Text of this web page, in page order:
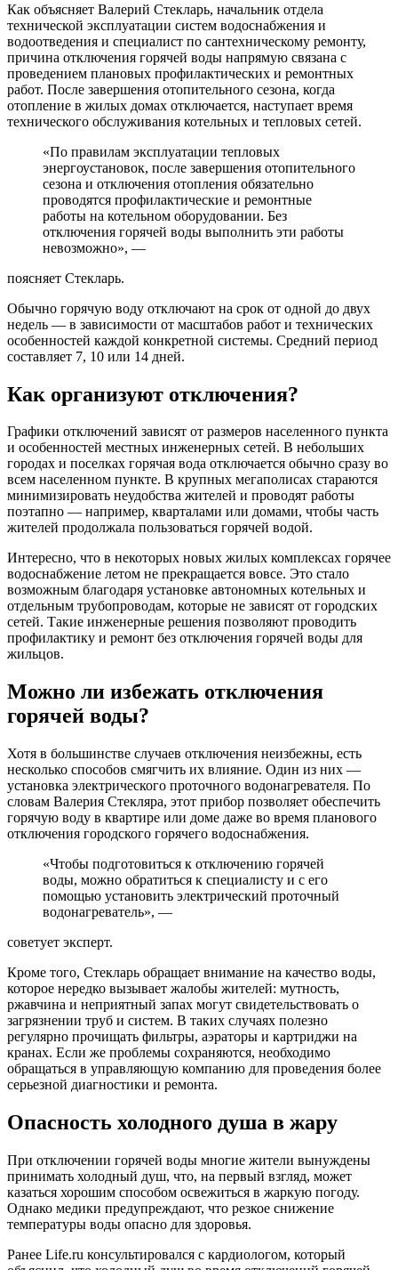
Как объясняет Валерий Стекларь, начальник отдела
технической эксплуатации систем водоснабжения и
водоотведения и специалист по сантехническому ремонту,
причина отключения горячей воды напрямую связана с
проведением плановых профилактических и ремонтных
работ. После завершения отопительного сезона, когда
отопление в жилых домах отключается, наступает время
технического обслуживания котельных и тепловых сетей.
«По правилам эксплуатации тепловых
энергоустановок, после завершения отопительного
сезона и отключения отопления обязательно
проводятся профилактические и ремонтные
работы на котельном оборудовании. Без
отключения горячей воды выполнить эти работы
невозможно», —
поясняет Стекларь.
Обычно горячую воду отключают на срок от одной до двух
недель — в зависимости от масштабов работ и технических
особенностей каждой конкретной системы. Средний период
составляет 7, 10 или 14 дней.
Как организуют отключения?
Графики отключений зависят от размеров населенного пункта
и особенностей местных инженерных сетей. В небольших
городах и поселках горячая вода отключается обычно сразу во
всем населенном пункте. В крупных мегаполисах стараются
минимизировать неудобства жителей и проводят работы
поэтапно — например, кварталами или домами, чтобы часть
жителей продолжала пользоваться горячей водой.
Интересно, что в некоторых новых жилых комплексах горячее
водоснабжение летом не прекращается вовсе. Это стало
возможным благодаря установке автономных котельных и
отдельным трубопроводам, которые не зависят от городских
сетей. Такие инженерные решения позволяют проводить
профилактику и ремонт без отключения горячей воды для
жильцов.
Можно ли избежать отключения
горячей воды?
Хотя в большинстве случаев отключения неизбежны, есть
несколько способов смягчить их влияние. Один из них —
установка электрического проточного водонагревателя. По
словам Валерия Стекляра, этот прибор позволяет обеспечить
горячую воду в квартире или доме даже во время планового
отключения городского горячего водоснабжения.
«Чтобы подготовиться к отключению горячей
воды, можно обратиться к специалисту и с его
помощью установить электрический проточный
водонагреватель», —
советует эксперт.
Кроме того, Стекларь обращает внимание на качество воды,
которое нередко вызывает жалобы жителей: мутность,
ржавчина и неприятный запах могут свидетельствовать о
загрязнении труб и систем. В таких случаях полезно
регулярно прочищать фильтры, аэраторы и картриджи на
кранах. Если же проблемы сохраняются, необходимо
обращаться в управляющую компанию для проведения более
серьезной диагностики и ремонта.
Опасность холодного душа в жару
При отключении горячей воды многие жители вынуждены
принимать холодный душ, что, на первый взгляд, может
казаться хорошим способом освежиться в жаркую погоду.
Однако медики предупреждают, что резкое снижение
температуры воды опасно для здоровья.
Ранее Life.ru консультировался с кардиологом, который